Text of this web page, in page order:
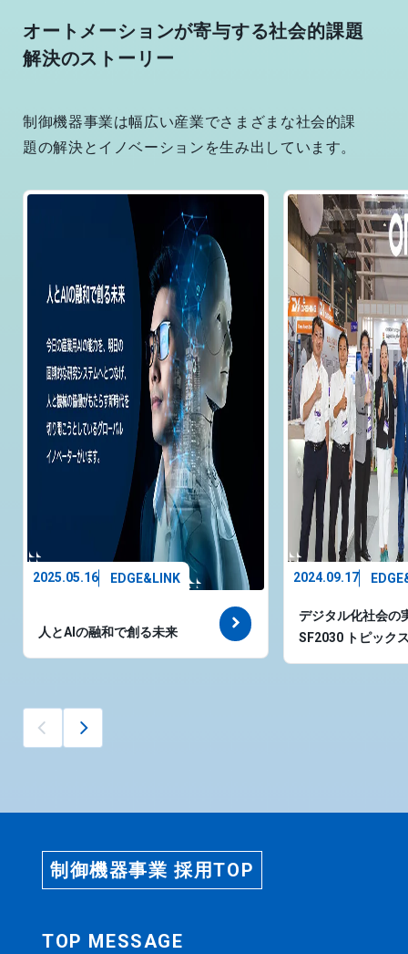
オートメーションが寄与する社会的課題
解決のストーリー
制御機器事業は幅広い産業でさまざまな社会的課
題の解決とイノベーションを生み出しています。
2025.05.16 EDGE&LINK
人とAIの融和で創る未来
2024.09.17
デジタル化社会の
SF2030 トピック
制御機器事業 採用TOP
TOP MESSAGE